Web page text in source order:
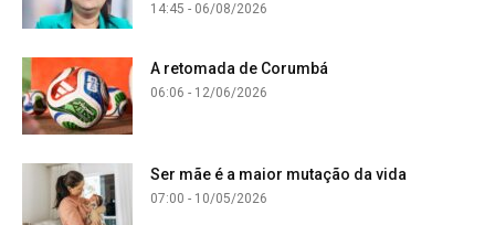
14:45 - 06/08/2026
A retomada de Corumbá
06:06 - 12/06/2026
Ser mãe é a maior mutação da vida
07:00 - 10/05/2026